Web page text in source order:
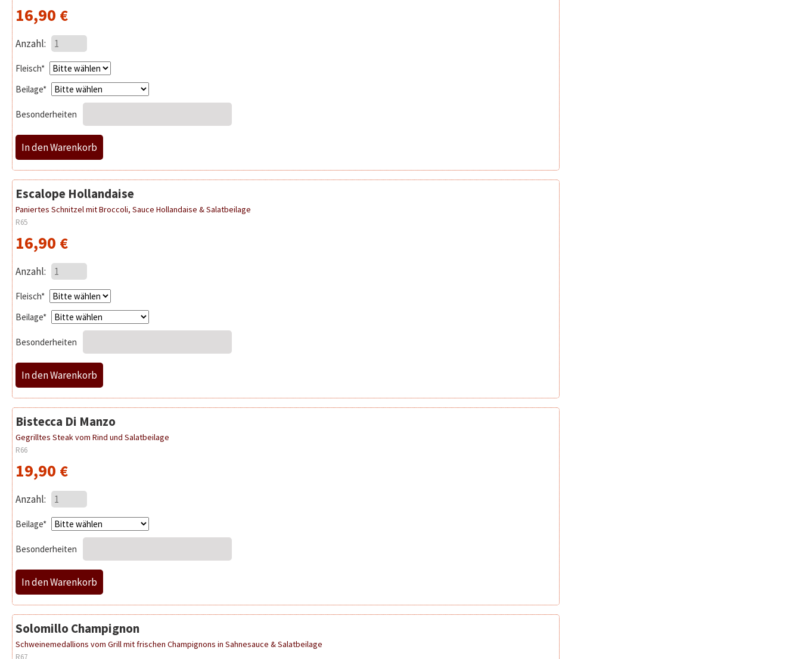
16,90 €
Anzahl:
Pflichtfeld
Fleisch*
Pflichtfeld
Beilage*
Besonderheiten
Escalope Hollandaise
Paniertes Schnitzel mit Broccoli, Sauce Hollandaise & Salatbeilage
R65
16,90 €
Anzahl:
Pflichtfeld
Fleisch*
Pflichtfeld
Beilage*
Besonderheiten
Bistecca Di Manzo
Gegrilltes Steak vom Rind und Salatbeilage
R66
19,90 €
Anzahl:
Pflichtfeld
Beilage*
Besonderheiten
Solomillo Champignon
Schweinemedallions vom Grill mit frischen Champignons in Sahnesauce & Salatbeilage
R67